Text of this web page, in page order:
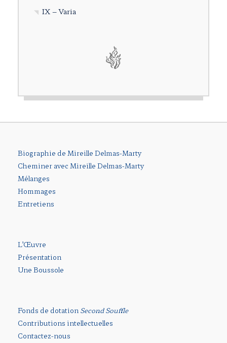
IX – Varia
Biographie de Mireille Delmas-Marty
Cheminer avec Mireille Delmas-Marty
Mélanges
Hommages
Entretiens
L’Œuvre
Présentation
Une Boussole
Fonds de dotationSecond Souffle
Contributions intellectuelles
Contactez-nous